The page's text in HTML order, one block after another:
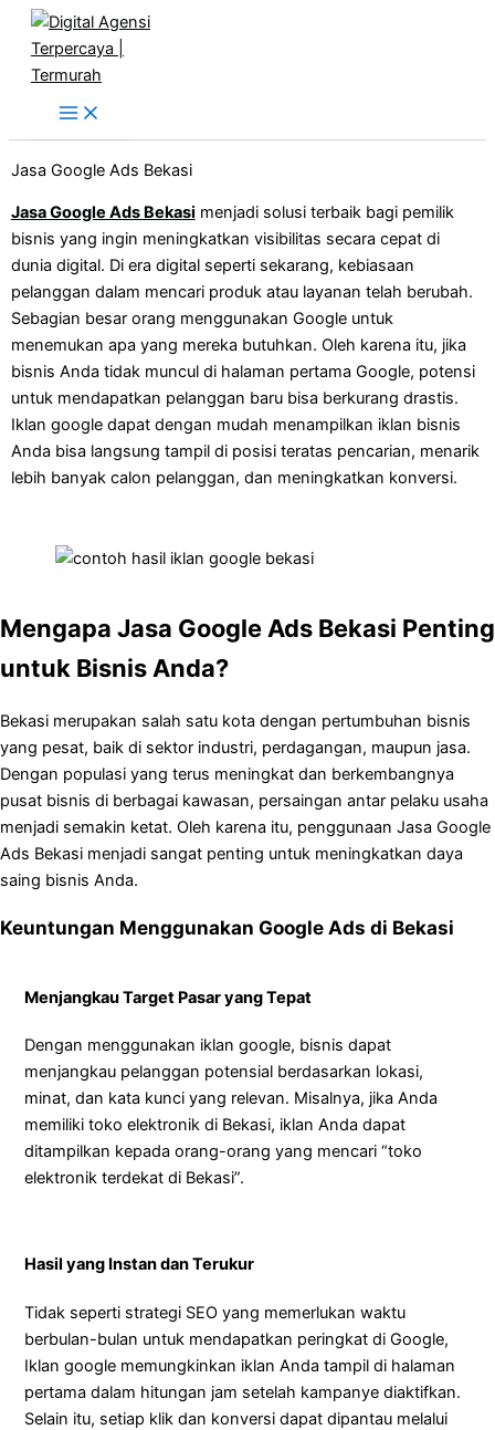
Skip
content
Jasa Google Ads Bekasi
Jasa Google Ads Bekasi menjadi solusi terbaik bagi pemilik
bisnis yang ingin meningkatkan visibilitas secara cepat di
dunia digital. Di era digital seperti sekarang, kebiasaan
pelanggan dalam mencari produk atau layanan telah berubah.
Sebagian besar orang menggunakan Google untuk
menemukan apa yang mereka butuhkan. Oleh karena itu, jika
bisnis Anda tidak muncul di halaman pertama Google, potensi
untuk mendapatkan pelanggan baru bisa berkurang drastis.
Iklan google dapat dengan mudah menampilkan iklan bisnis
Anda bisa langsung tampil di posisi teratas pencarian, menarik
lebih banyak calon pelanggan, dan meningkatkan konversi.
Mengapa Jasa Google Ads Bekasi Penting
untuk Bisnis Anda?
Bekasi merupakan salah satu kota dengan pertumbuhan bisnis
yang pesat, baik di sektor industri, perdagangan, maupun jasa.
Dengan populasi yang terus meningkat dan berkembangnya
pusat bisnis di berbagai kawasan, persaingan antar pelaku usaha
menjadi semakin ketat. Oleh karena itu, penggunaan Jasa Google
Ads Bekasi menjadi sangat penting untuk meningkatkan daya
saing bisnis Anda.
Keuntungan Menggunakan Google Ads di Bekasi
Menjangkau Target Pasar yang Tepat
Dengan menggunakan iklan google, bisnis dapat
menjangkau pelanggan potensial berdasarkan lokasi,
minat, dan kata kunci yang relevan. Misalnya, jika Anda
memiliki toko elektronik di Bekasi, iklan Anda dapat
ditampilkan kepada orang-orang yang mencari “toko
elektronik terdekat di Bekasi”.
Hasil yang Instan dan Terukur
Tidak seperti strategi SEO yang memerlukan waktu
berbulan-bulan untuk mendapatkan peringkat di Google,
Iklan google memungkinkan iklan Anda tampil di halaman
pertama dalam hitungan jam setelah kampanye diaktifkan.
Selain itu, setiap klik dan konversi dapat dipantau melalui